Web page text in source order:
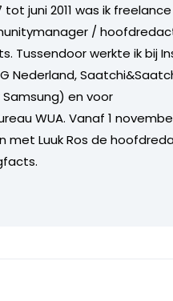
tot juni 2011 was ik freelance
/
Tussendoor werkte ik bij
Nederland,
en voor
WUA. Vanaf 1
met Luuk Ros de